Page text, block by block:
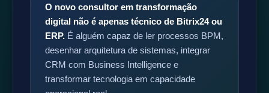
O novo consultor em transformação
digital não é apenas técnico de Bitrix24 ou
ERP. É alguém capaz de ler processos BPM,
desenhar arquitetura de sistemas, integrar
CRM com Business Intelligence e
transformar tecnologia em capacidade